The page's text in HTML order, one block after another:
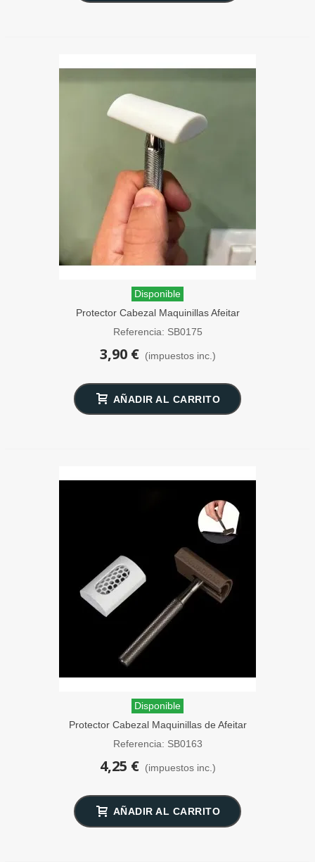
Disponible
Protector Cabezal Maquinillas Afeitar
SensaBien Blanco
Referencia: SB0175
3,90 € (impuestos inc.)
AÑADIR AL CARRITO
Disponible
Protector Cabezal Maquinillas de Afeitar
Marrón SensaBien
Referencia: SB0163
4,25 € (impuestos inc.)
AÑADIR AL CARRITO